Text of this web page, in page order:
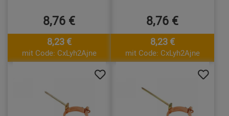
8,76 €
8,23 €
mit Code: CxLyh2Ajne
8,76 €
8,23 €
mit Code: CxLyh2Ajne